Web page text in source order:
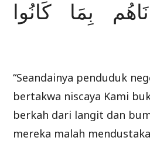
بِمَا كَانُوا
“Seandainya penduduk
bertakwa niscaya Kami
berkah dari langit dan
mereka malah